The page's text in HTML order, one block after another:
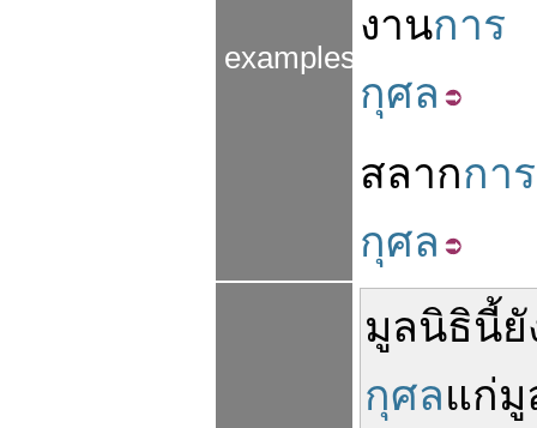
examples
งานการ
กุศล
สลากการ
กุศล
มูลนิธินี้ยั
กุศลแก่มู